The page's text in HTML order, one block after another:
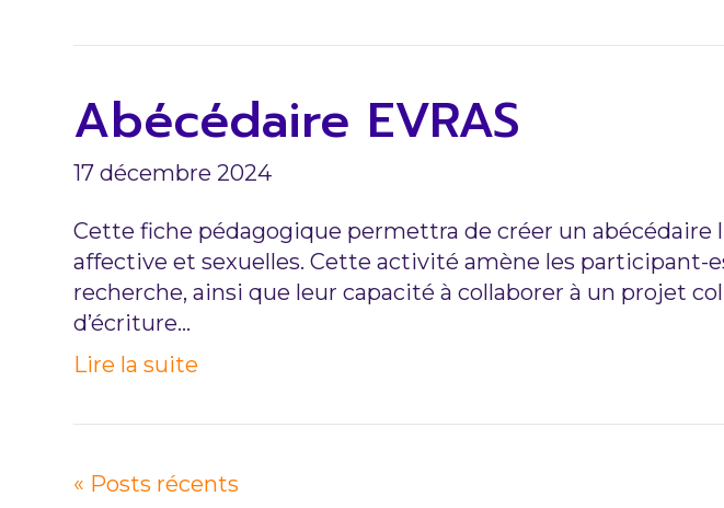
Abécédaire EVRAS
17 décembre 2024
Cette fiche pédagogique permettra de créer un abécédaire
affective et sexuelles. Cette activité amène les participant-
recherche, ainsi que leur capacité à collaborer à un projet
d’écriture…
Lire la suite
« Posts récents